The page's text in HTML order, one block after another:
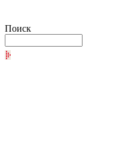
Поиск